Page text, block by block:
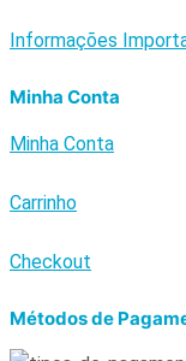
Informações
Minha Conta
Minha Conta
Carrinho
Checkout
Métodos de